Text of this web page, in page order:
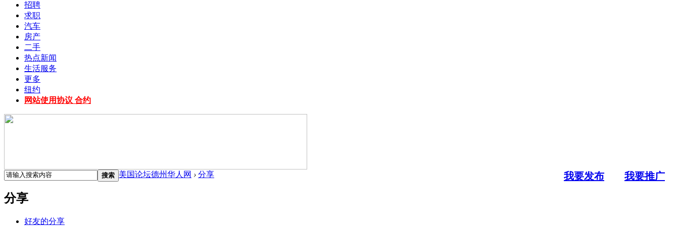
招聘
求职
汽车
房产
二手
热点新闻
生活服务
更多
纽约
网站使用协议 合约
搜索 我要发布 我要推广
美国论坛德州华人网 › 分享
分享
好友的分享